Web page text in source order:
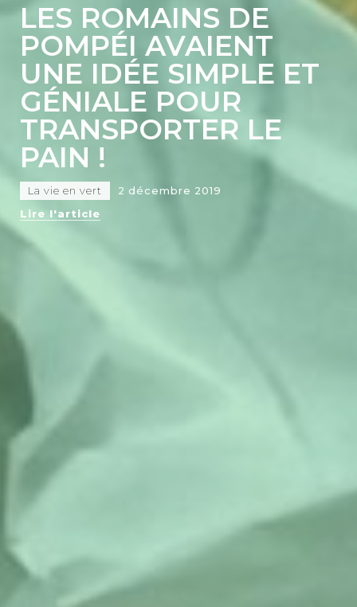
LES ROMAINS DE
POMPÉI AVAIENT
UNE IDÉE SIMPLE ET
GÉNIALE POUR
TRANSPORTER LE
PAIN !
La vie en vert
2 décembre 2019
Lire l'article